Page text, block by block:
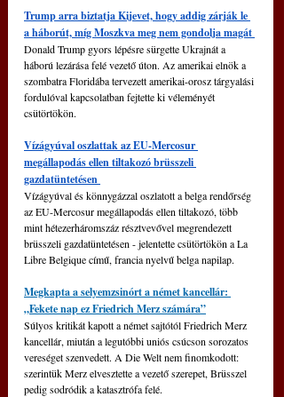
Trump arra biztatja Kijevet, hogy addig zárják le
a háborút, míg Moszkva meg nem gondolja magát
Donald Trump gyors lépésre sürgette Ukrajnát a
háború lezárása felé vezető úton. Az amerikai elnök a
szombatra Floridába tervezett amerikai-orosz tárgyalási
fordulóval kapcsolatban fejtette ki véleményét
csütörtökön.
Vízágyúval oszlattak az EU-Mercosur
megállapodás ellen tiltakozó brüsszeli
gazdatüntetésen
Vízágyúval és könnygázzal oszlatott a belga rendőrség
az EU-Mercosur megállapodás ellen tiltakozó, több
mint hétezerháromszáz résztvevővel megrendezett
brüsszeli gazdatüntetésen - jelentette csütörtökön a La
Libre Belgique című, francia nyelvű belga napilap.
Megkapta a selyemzsinórt a német kancellár:
„Fekete nap ez Friedrich Merz számára”
Súlyos kritikát kapott a német sajtótól Friedrich Merz
kancellár, miután a legutóbbi uniós csúcson sorozatos
vereséget szenvedett. A Die Welt nem finomkodott:
szerintük Merz elvesztette a vezető szerepet, Brüsszel
pedig sodródik a katasztrófa felé.